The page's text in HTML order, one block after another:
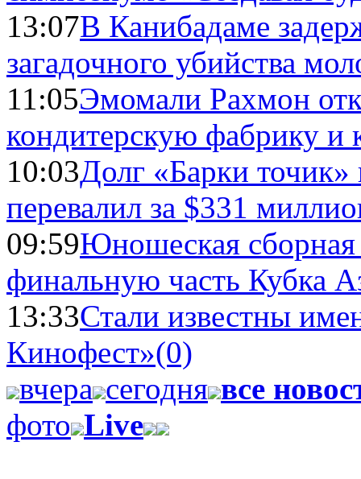
13:07В Канибадаме
загадочного убийства
11:05Эмомали Рахмон
кондитерскую фабрику и
10:03Долг «Барки
перевалил за $331
09:59Юношеская
финальную часть Кубка
13:33Стали известны
Кинофест»(0)
вчера сегодня все
фото Live